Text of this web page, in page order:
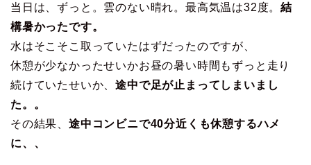
当日は、ずっと。雲のない晴れ。最高気温は32度。結
構暑かったです。
水はそこそこ取っていたはずだったのですが、
休憩が少なかったせいかお昼の暑い時間もずっと走り
続けていたせいか、途中で足が止まってしまいまし
た。。
その結果、 途中コンビニで40分近くも休憩するハメ
に、、